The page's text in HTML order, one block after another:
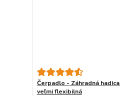
Čerpadlo - Záhradná
veľmi flexibilná